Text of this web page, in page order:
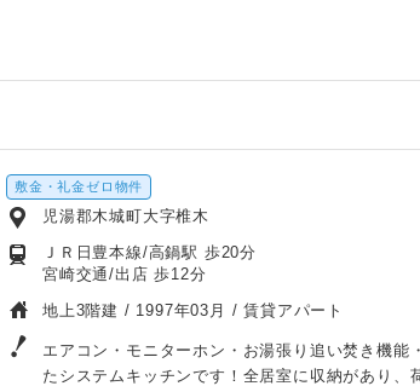
敷金・礼金ゼロ物件
児湯郡木城町大字椎木
ＪＲ日豊本線/高鍋駅 歩20分
宮崎交通/出店 歩12分
地上3階建 / 1997年03月 / 賃貸アパート
エアコン・モニターホン・お湯張り追い焚き機能
たシステムキッチンです！全居室に収納があり、